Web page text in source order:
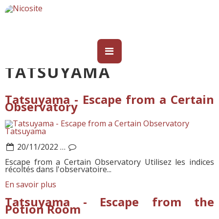
TATSUYAMA
Tatsuyama - Escape from a Certain
Observatory
Tatsuyama
20/11/2022 …
Escape from a Certain Observatory Utilisez les indices
récoltés dans l'observatoire...
En savoir plus
Tatsuyama - Escape from the
Potion Room